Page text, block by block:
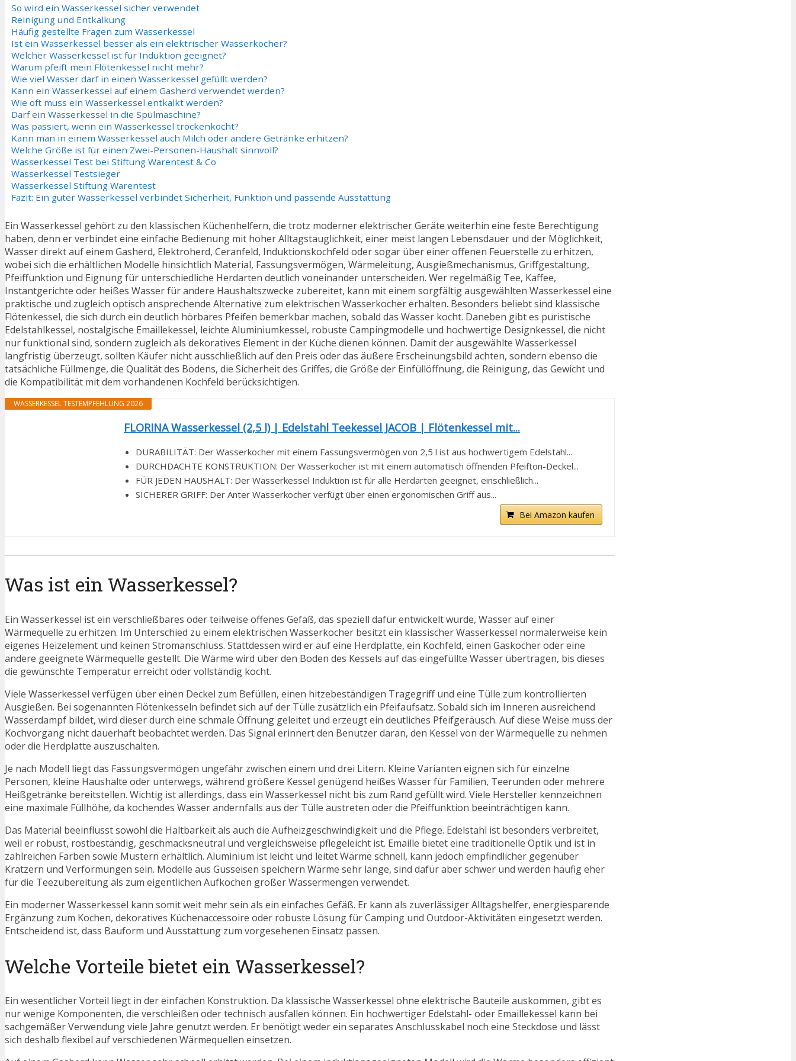
So wird ein Wasserkessel sicher verwendet
Reinigung und Entkalkung
Häufig gestellte Fragen zum Wasserkessel
Ist ein Wasserkessel besser als ein elektrischer Wasserkocher?
Welcher Wasserkessel ist für Induktion geeignet?
Warum pfeift mein Flötenkessel nicht mehr?
Wie viel Wasser darf in einen Wasserkessel gefüllt werden?
Kann ein Wasserkessel auf einem Gasherd verwendet werden?
Wie oft muss ein Wasserkessel entkalkt werden?
Darf ein Wasserkessel in die Spülmaschine?
Was passiert, wenn ein Wasserkessel trockenkocht?
Kann man in einem Wasserkessel auch Milch oder andere Getränke erhitzen?
Welche Größe ist für einen Zwei-Personen-Haushalt sinnvoll?
Wasserkessel Test bei Stiftung Warentest & Co
Wasserkessel Testsieger
Wasserkessel Stiftung Warentest
Fazit: Ein guter Wasserkessel verbindet Sicherheit, Funktion und passende Ausstattung
Ein Wasserkessel gehört zu den klassischen Küchenhelfern, die trotz moderner elektrischer Geräte weiterhin eine feste Berechtigung
haben, denn er verbindet eine einfache Bedienung mit hoher Alltagstauglichkeit, einer meist langen Lebensdauer und der Möglichkeit,
Wasser direkt auf einem Gasherd, Elektroherd, Ceranfeld, Induktionskochfeld oder sogar über einer offenen Feuerstelle zu erhitzen,
wobei sich die erhältlichen Modelle hinsichtlich Material, Fassungsvermögen, Wärmeleitung, Ausgießmechanismus, Griffgestaltung,
Pfeiffunktion und Eignung für unterschiedliche Herdarten deutlich voneinander unterscheiden. Wer regelmäßig Tee, Kaffee,
Instantgerichte oder heißes Wasser für andere Haushaltszwecke zubereitet, kann mit einem sorgfältig ausgewählten Wasserkessel eine
praktische und zugleich optisch ansprechende Alternative zum elektrischen Wasserkocher erhalten. Besonders beliebt sind klassische
Flötenkessel, die sich durch ein deutlich hörbares Pfeifen bemerkbar machen, sobald das Wasser kocht. Daneben gibt es puristische
Edelstahlkessel, nostalgische Emaillekessel, leichte Aluminiumkessel, robuste Campingmodelle und hochwertige Designkessel, die nicht
nur funktional sind, sondern zugleich als dekoratives Element in der Küche dienen können. Damit der ausgewählte Wasserkessel
langfristig überzeugt, sollten Käufer nicht ausschließlich auf den Preis oder das äußere Erscheinungsbild achten, sondern ebenso die
tatsächliche Füllmenge, die Qualität des Bodens, die Sicherheit des Griffes, die Größe der Einfüllöffnung, die Reinigung, das Gewicht und
die Kompatibilität mit dem vorhandenen Kochfeld berücksichtigen.
WASSERKESSEL TESTEMPFEHLUNG 2026
FLORINA Wasserkessel (2,5 l) | Edelstahl Teekessel JACOB | Flötenkessel mit...
DURABILITÄT: Der Wasserkocher mit einem Fassungsvermögen von 2,5 l ist aus hochwertigem Edelstahl...
DURCHDACHTE KONSTRUKTION: Der Wasserkocher ist mit einem automatisch öffnenden Pfeifton-Deckel...
FÜR JEDEN HAUSHALT: Der Wasserkessel Induktion ist für alle Herdarten geeignet, einschließlich...
SICHERER GRIFF: Der Anter Wasserkocher verfügt über einen ergonomischen Griff aus...
Bei Amazon kaufen
Was ist ein Wasserkessel?
Ein Wasserkessel ist ein verschließbares oder teilweise offenes Gefäß, das speziell dafür entwickelt wurde, Wasser auf einer
Wärmequelle zu erhitzen. Im Unterschied zu einem elektrischen Wasserkocher besitzt ein klassischer Wasserkessel normalerweise kein
eigenes Heizelement und keinen Stromanschluss. Stattdessen wird er auf eine Herdplatte, ein Kochfeld, einen Gaskocher oder eine
andere geeignete Wärmequelle gestellt. Die Wärme wird über den Boden des Kessels auf das eingefüllte Wasser übertragen, bis dieses
die gewünschte Temperatur erreicht oder vollständig kocht.
Viele Wasserkessel verfügen über einen Deckel zum Befüllen, einen hitzebeständigen Tragegriff und eine Tülle zum kontrollierten
Ausgießen. Bei sogenannten Flötenkesseln befindet sich auf der Tülle zusätzlich ein Pfeifaufsatz. Sobald sich im Inneren ausreichend
Wasserdampf bildet, wird dieser durch eine schmale Öffnung geleitet und erzeugt ein deutliches Pfeifgeräusch. Auf diese Weise muss der
Kochvorgang nicht dauerhaft beobachtet werden. Das Signal erinnert den Benutzer daran, den Kessel von der Wärmequelle zu nehmen
oder die Herdplatte auszuschalten.
Je nach Modell liegt das Fassungsvermögen ungefähr zwischen einem und drei Litern. Kleine Varianten eignen sich für einzelne
Personen, kleine Haushalte oder unterwegs, während größere Kessel genügend heißes Wasser für Familien, Teerunden oder mehrere
Heißgetränke bereitstellen. Wichtig ist allerdings, dass ein Wasserkessel nicht bis zum Rand gefüllt wird. Viele Hersteller kennzeichnen
eine maximale Füllhöhe, da kochendes Wasser andernfalls aus der Tülle austreten oder die Pfeiffunktion beeinträchtigen kann.
Das Material beeinflusst sowohl die Haltbarkeit als auch die Aufheizgeschwindigkeit und die Pflege. Edelstahl ist besonders verbreitet,
weil er robust, rostbeständig, geschmacksneutral und vergleichsweise pflegeleicht ist. Emaille bietet eine traditionelle Optik und ist in
zahlreichen Farben sowie Mustern erhältlich. Aluminium ist leicht und leitet Wärme schnell, kann jedoch empfindlicher gegenüber
Kratzern und Verformungen sein. Modelle aus Gusseisen speichern Wärme sehr lange, sind dafür aber schwer und werden häufig eher
für die Teezubereitung als zum eigentlichen Aufkochen großer Wassermengen verwendet.
Ein moderner Wasserkessel kann somit weit mehr sein als ein einfaches Gefäß. Er kann als zuverlässiger Alltagshelfer, energiesparende
Ergänzung zum Kochen, dekoratives Küchenaccessoire oder robuste Lösung für Camping und Outdoor-Aktivitäten eingesetzt werden.
Entscheidend ist, dass Bauform und Ausstattung zum vorgesehenen Einsatz passen.
Welche Vorteile bietet ein Wasserkessel?
Ein wesentlicher Vorteil liegt in der einfachen Konstruktion. Da klassische Wasserkessel ohne elektrische Bauteile auskommen, gibt es
nur wenige Komponenten, die verschleißen oder technisch ausfallen können. Ein hochwertiger Edelstahl- oder Emaillekessel kann bei
sachgemäßer Verwendung viele Jahre genutzt werden. Er benötigt weder ein separates Anschlusskabel noch eine Steckdose und lässt
sich deshalb flexibel auf verschiedenen Wärmequellen einsetzen.